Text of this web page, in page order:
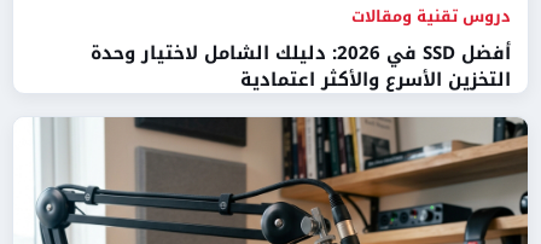
دروس تقنية ومقالات
أفضل SSD في 2026: دليلك الشامل لاختيار وحدة
التخزين الأسرع والأكثر اعتمادية